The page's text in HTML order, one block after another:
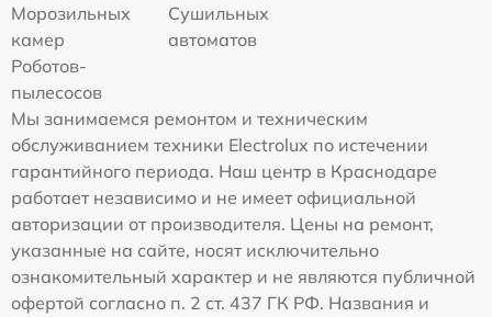
Морозильных
камер
Сушильных
автоматов
Роботов-
пылесосов
Мы занимаемся ремонтом и техническим
обслуживанием техники Electrolux по истечении
гарантийного периода. Наш центр в Краснодаре
работает независимо и не имеет официальной
авторизации от производителя. Цены на ремонт,
указанные на сайте, носят исключительно
ознакомительный характер и не являются публичной
офертой согласно п. 2 ст. 437 ГК РФ. Названия и